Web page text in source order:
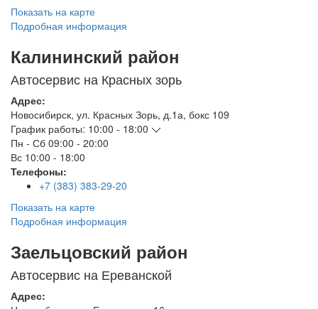
Показать на карте
Подробная информация
Калининский район
Автосервис на Красных зорь
Адрес:
Новосибирск, ул. Красных Зорь, д.1а, бокс 109
График работы: 10:00 - 18:00
Пн - Сб 09:00 - 20:00
Вс 10:00 - 18:00
Телефоны:
+7 (383) 383-29-20
Показать на карте
Подробная информация
Заельцовский район
Автосервис на Ереванской
Адрес: